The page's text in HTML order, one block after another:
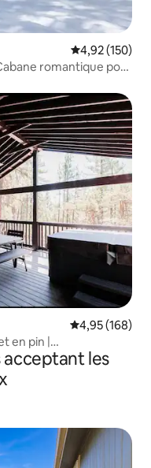
Évaluation
4,92 (150)
romantique pour
appréciés
Évaluation
4,95 (168)
en pin |
acceptant les